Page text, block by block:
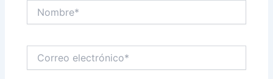
electrónico*